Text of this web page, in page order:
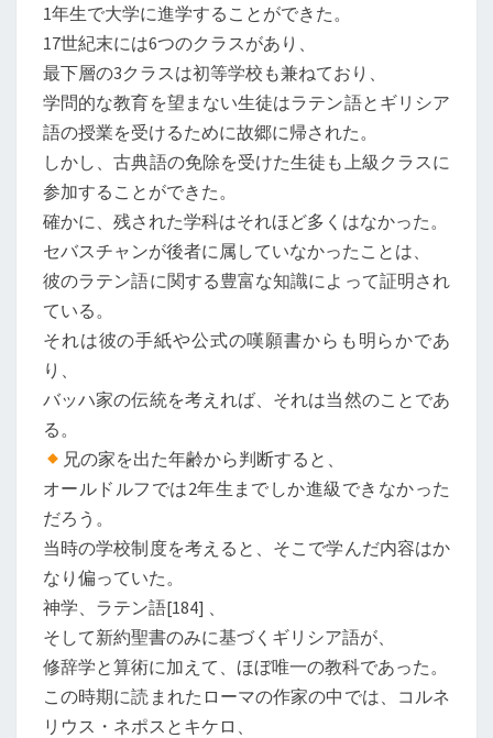
1年生で大学に進学することができた。
17世紀末には6つのクラスがあり、
最下層の3クラスは初等学校も兼ねており、
学問的な教育を望まない生徒はラテン語とギリシア
語の授業を受けるために故郷に帰された。
しかし、古典語の免除を受けた生徒も上級クラスに
参加することができた。
確かに、残された学科はそれほど多くはなかった。
セバスチャンが後者に属していなかったことは、
彼のラテン語に関する豊富な知識によって証明され
ている。
それは彼の手紙や公式の嘆願書からも明らかであ
り、
バッハ家の伝統を考えれば、それは当然のことであ
る。
兄の家を出た年齢から判断すると、
オールドルフでは2年生までしか進級できなかった
だろう。
当時の学校制度を考えると、そこで学んだ内容はか
なり偏っていた。
神学、ラテン語[184] 、
そして新約聖書のみに基づくギリシア語が、
修辞学と算術に加えて、ほぼ唯一の教科であった。
この時期に読まれたローマの作家の中では、コルネ
リウス・ネポスとキケロ、